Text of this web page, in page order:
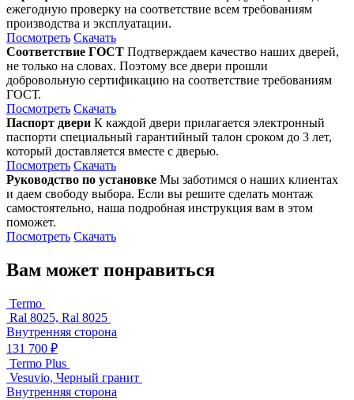
ежегодную проверку на соответствие всем требованиям
производства и эксплуатации.
Посмотреть Скачать
Соответствие ГОСТ Подтверждаем качество наших дверей,
не только на словах. Поэтому все двери прошли
добровольную сертификацию на соответствие требованиям
ГОСТ.
Посмотреть Скачать
Паспорт двери К каждой двери прилагается электронный
паспорти специальный гарантийный талон сроком до 3 лет,
который доставляется вместе с дверью.
Посмотреть Скачать
Руководство по установке Мы заботимся о наших клиентах
и даем свободу выбора. Если вы решите сделать монтаж
самостоятельно, наша подробная инструкция вам в этом
поможет.
Посмотреть Скачать
Вам может понравиться
Termo
Ral 8025, Ral 8025
Внутренняя сторона
131 700 ₽
Termo Plus
Vesuvio, Черный гранит
Внутренняя сторона